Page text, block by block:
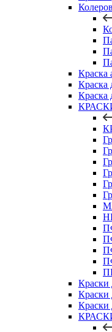
Краска
Краска
Краска
Краски
Краски
Краски